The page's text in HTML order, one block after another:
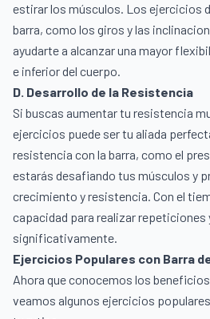
estirar los músculos. Los ejercicios
barra, como los giros y las
ayudarte a alcanzar una mayor
e inferior del cuerpo.
D. Desarrollo de la Resistencia
Si buscas aumentar tu resistencia
ejercicios puede ser tu aliada
resistencia con la barra, como el
estarás desafiando tus músculos y
crecimiento y resistencia. Con el
capacidad para realizar
significativamente.
Ejercicios Populares con Barra
Ahora que conocemos los
veamos algunos ejercicios